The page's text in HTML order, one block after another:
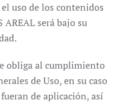
uso de los contenidos
será bajo su
obliga al cumplimiento
de Uso, en su caso
de aplicación, así